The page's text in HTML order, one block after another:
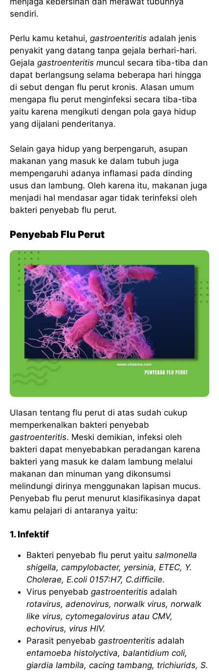
sendiri.
Perlu kamu ketahui, gastroenteritis adalah jenis
penyakit yang datang tanpa gejala berhari-hari.
Gejala gastroenteritis muncul secara tiba-tiba dan
dapat berlangsung selama beberapa hari hingga
di sebut dengan flu perut kronis. Alasan umum
mengapa flu perut menginfeksi secara tiba-tiba
yaitu karena mengikuti dengan pola gaya hidup
yang dijalani penderitanya.
Selain gaya hidup yang berpengaruh, asupan
makanan yang masuk ke dalam tubuh juga
mempengaruhi adanya inflamasi pada dinding
usus dan lambung. Oleh karena itu, makanan juga
menjadi hal mendasar agar tidak terinfeksi oleh
bakteri penyebab flu perut.
Penyebab Flu Perut
Ulasan tentang flu perut di atas sudah cukup
memperkenalkan bakteri penyebab
gastroenteritis. Meski demikian, infeksi oleh
bakteri dapat menyebabkan peradangan karena
bakteri yang masuk ke dalam lambung melalui
makanan dan minuman yang dikonsumsi
melindungi dirinya menggunakan lapisan mucus.
Penyebab flu perut menurut klasifikasinya dapat
kamu pelajari di antaranya yaitu:
1. Infektif
Bakteri penyebab flu perut yaitu salmonella
shigella, campylobacter, yersinia, ETEC, Y.
Cholerae, E.coli 0157:H7, C.difficile.
Virus penyebab gastroenteritis adalah
rotavirus, adenovirus, norwalk virus, norwalk
like virus, cytomegalovirus atau CMV,
echovirus, virus HIV.
Parasit penyebab gastroenteritis adalah
entamoeba histolyctiva, balantidium coli,
giardia lambila, cacing tambang, trichiurids, S.